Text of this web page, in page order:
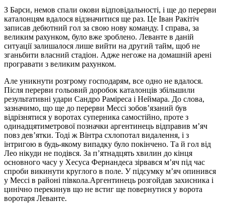
З Барси, немов спали окови відповідальності, і ще до перерви
каталонцям вдалося відзначитися ще раз. Це Іван Ракітіч
записав дебютний гол за свою нову команду. І справа, за
великим рахунком, було вже зроблено. Леванте в даній
ситуації залишалося лише вийти на другий тайм, щоб не
зганьбити власний стадіон. Адже негоже на домашній арені
програвати з великим рахунком.
Але уникнути розгрому господарям, все одно не вдалося.
Після перерви гольовий доробок каталонців збільшили
результативні удари Сандро Раміреса і Неймара. До слова,
зазначимо, що ще до перерви Мессі зобов’язаний був
відрізнятися у воротах суперника самостійно, проте з
одинадцятиметрової позначки аргентинець відправив м’яч
повз дев’ятки. Тоді ж Вінтра схлопотал видалення, і з
інтригою в будь-якому випадку було покінчено. Та й гол від
Лео нікуди не подівся. За п’ятнадцять хвилин до кінця
основного часу у Хесуса Фернандеса зірвався м’яч під час
спроби викинути круглого в поле. У підсумку м’яч опинився
у Мессі в районі півкола.Аргентинець розгойдав захисника і
цинічно перекинув що не встиг ще повернутися у ворота
воротаря Леванте.